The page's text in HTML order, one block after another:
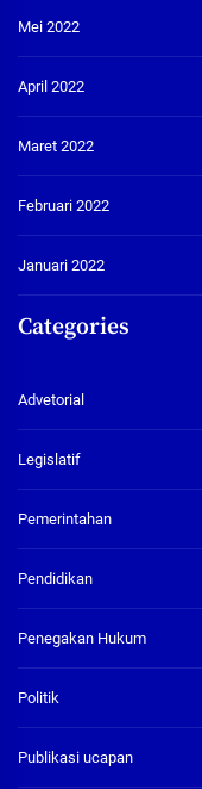
Mei 2022
April 2022
Maret 2022
Februari 2022
Januari 2022
Categories
Advetorial
Legislatif
Pemerintahan
Pendidikan
Penegakan Hukum
Politik
Publikasi ucapan